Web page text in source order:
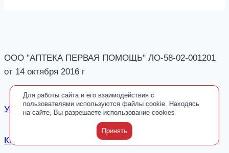
ООО "АПТЕКА ПЕРВАЯ ПОМОЩЬ" ЛО-58-02-001201
от 14 октября 2016 г
Условия и соглашения
Карта сайта
Для работы сайта и его взаимодействия с
пользователями используются файлы cookie. Находясь
на сайте, Вы разрешаете использование cookies
Принять